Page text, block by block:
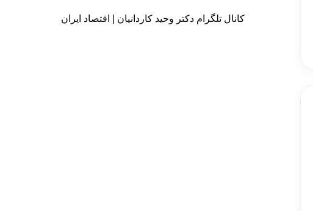
کانال تلگرام دکتر وحید کاردانیان | اقتصاد ایران